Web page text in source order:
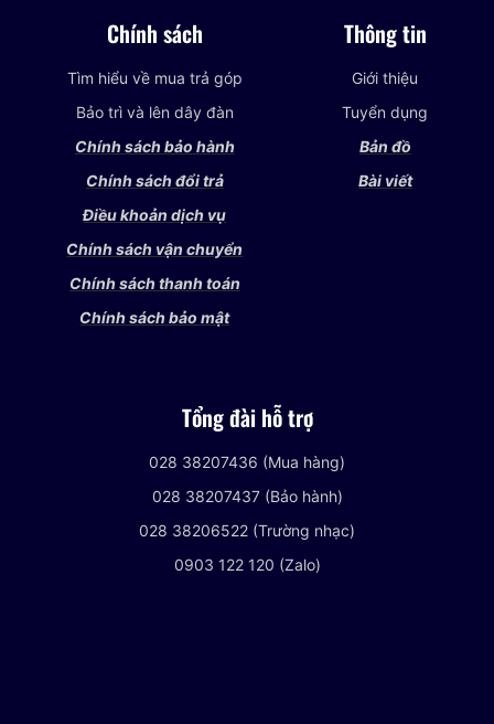
Chính sách
Tìm hiểu về mua trả góp
Bảo trì và lên dây đàn
Chính sách bảo hành
Chính sách đổi trả
Điều khoản dịch vụ
Chính sách vận chuyển
Chính sách thanh toán
Chính sách bảo mật
Thông tin
Giới thiệu
Tuyển dụng
Bản đồ
Bài viết
Tổng đài hỗ trợ
028 38207436 (Mua hàng)
028 38207437 (Bảo hành)
028 38206522 (Trường nhạc)
0903 122 120 (Zalo)